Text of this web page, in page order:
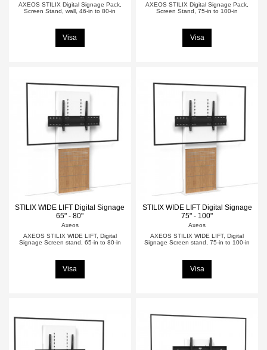
AXEOS STILIX Digital Signage Pack,
Screen Stand, wall, 46-in to 80-in
Visa
AXEOS STILIX Digital Signage Pack,
Screen Stand, 75-in to 100-in
Visa
STILIX WIDE LIFT Digital Signage
65" - 80"
Axeos
AXEOS STILIX WIDE LIFT, Digital
Signage Screen stand, 65-in to 80-in
Visa
STILIX WIDE LIFT Digital Signage
75" - 100"
Axeos
AXEOS STILIX WIDE LIFT, Digital
Signage Screen stand, 75-in to 100-in
Visa